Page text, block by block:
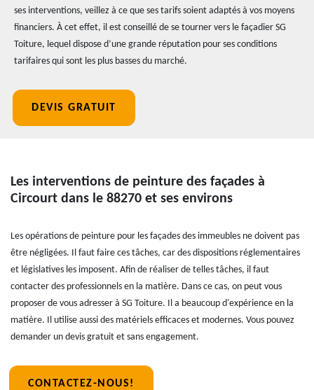
ses interventions, veillez à ce que ses tarifs soient adaptés à vos moyens
financiers. À cet effet, il est conseillé de se tourner vers le façadier SG
Toiture, lequel dispose d’une grande réputation pour ses conditions
tarifaires qui sont les plus basses du marché.
DEVIS GRATUIT
Les interventions de peinture des façades à
Circourt dans le 88270 et ses environs
Les opérations de peinture pour les façades des immeubles ne doivent pas
être négligées. Il faut faire ces tâches, car des dispositions réglementaires
et législatives les imposent. Afin de réaliser de telles tâches, il faut
contacter des professionnels en la matière. Dans ce cas, on peut vous
proposer de vous adresser à SG Toiture. Il a beaucoup d'expérience en la
matière. Il utilise aussi des matériels efficaces et modernes. Vous pouvez
demander un devis gratuit et sans engagement.
CONTACTEZ-NOUS!